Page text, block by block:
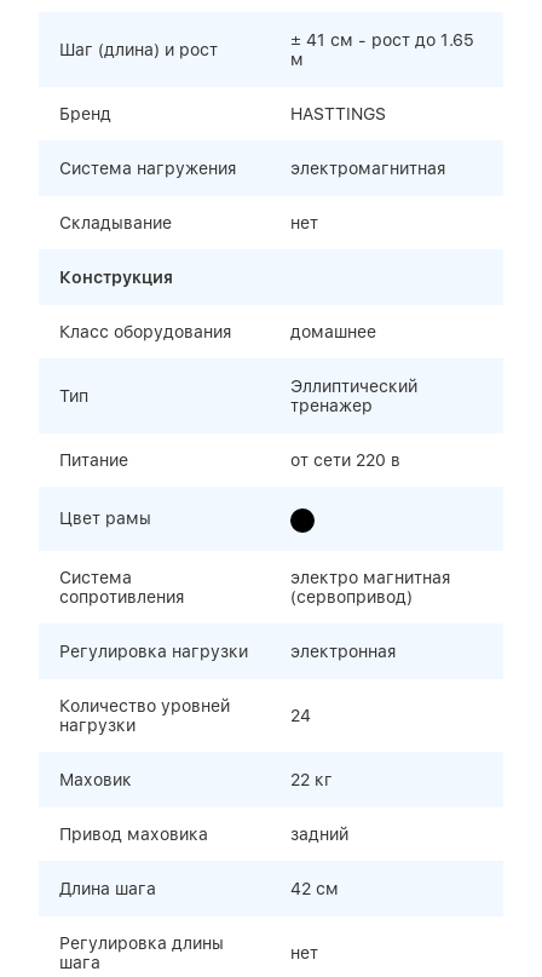
Шаг (длина) и рост
± 41 см - рост до 1.65
м
Бренд HASTTINGS
Система нагружения электромагнитная
Складывание нет
Конструкция
Класс оборудования домашнее
Тип
Эллиптический
тренажер
Питание от сети 220 в
Цвет рамы
Система
сопротивления
электро магнитная
(сервопривод)
Регулировка нагрузки электронная
Количество уровней
нагрузки
24
Маховик 22 кг
Привод маховика задний
Длина шага 42 см
Регулировка длины
шага
нет